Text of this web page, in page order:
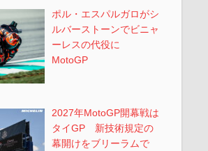
ポル・エスパルガロがシ
ルバーストーンでビニャ
ーレスの代役に
MotoGP
2027年MotoGP開幕戦は
タイGP 新技術規定の
幕開けをブリーラムで